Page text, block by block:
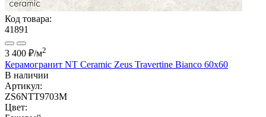
Код товара:
41891
3 400 ₽/м2
Керамогранит NT Ceramic Zeus Travertine Bianco 60x60
В наличии
Артикул:
ZS6NTT9703M
Цвет: